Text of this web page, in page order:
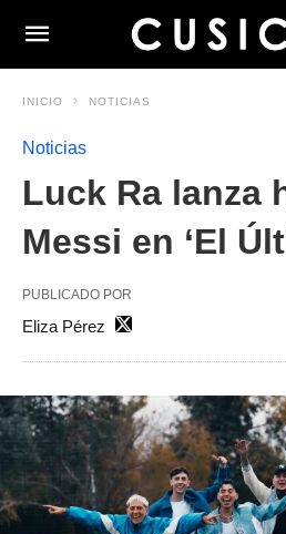
INICIO NOTICIAS
Noticias
Luck Ra lanza
Messi en ‘El
PUBLICADO POR
Eliza Pérez